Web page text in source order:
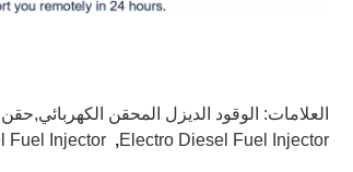
العلامات: الوقود الديزل المحقن
Electro Diesel Fuel Injector
,
Fuel Injector